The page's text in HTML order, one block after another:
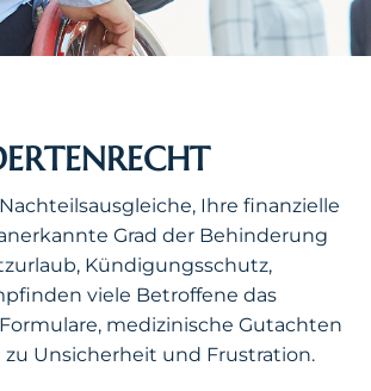
Ihre finanzielle
Grad der Behinderung
Kündigungsschutz,
viele Betroffene das
medizinische Gutachten
Unsicherheit und Frustration.